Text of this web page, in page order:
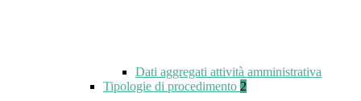
Dati aggregati attività amministrativa
Tipologie di procedimento 2